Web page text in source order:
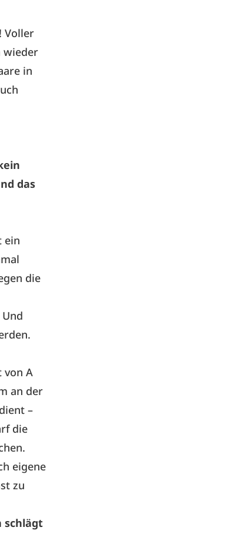
Voller
wieder
in
das
ein
die
von A
an der
–
die
eigene
zu
schlägt